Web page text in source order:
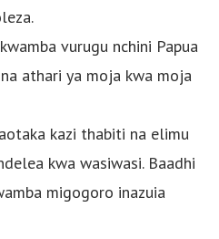
vurugu nchini Papua
athari ya moja kwa moja
kazi thabiti na elimu
kwa wasiwasi. Baadhi
migogoro inazuia